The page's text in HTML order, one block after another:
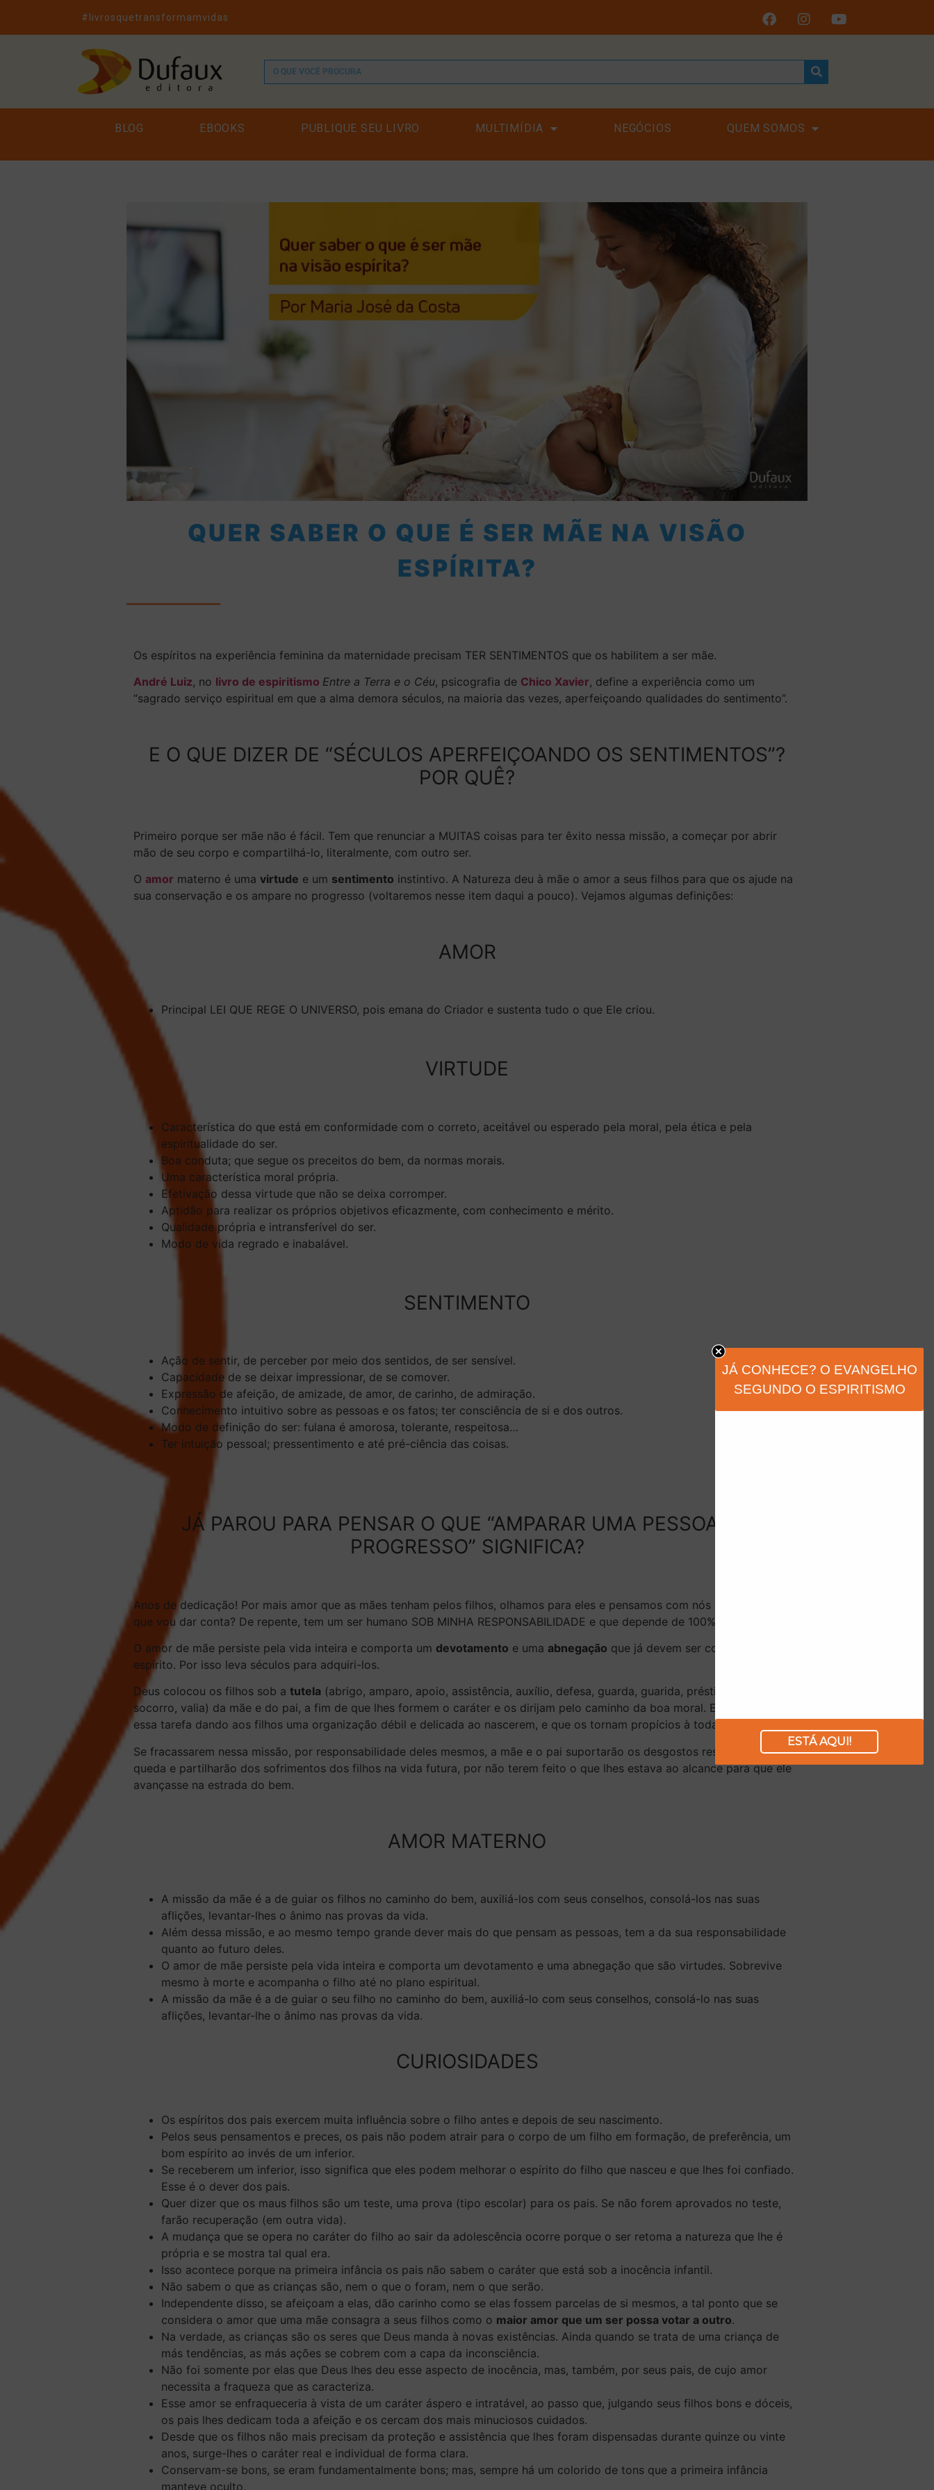
#livrosquetransformamvidas
BLOG EBOOKS PUBLIQUE SEU LIVRO MULTIMÍDIA NEGÓCIOS QUEM SOMOS
QUER SABER O QUE É SER MÃE NA VISÃO
ESPÍRITA?
Os espíritos na experiência feminina da maternidade precisam TER SENTIMENTOS que os habilitem a ser mãe.
André Luiz, no livro de espiritismo Entre a Terra e o Céu, psicografia de Chico Xavier, define a experiência como um
“sagrado serviço espiritual em que a alma demora séculos, na maioria das vezes, aperfeiçoando qualidades do sentimento”.
E O QUE DIZER DE “SÉCULOS APERFEIÇOANDO OS SENTIMENTOS”?
POR QUÊ?
Primeiro porque ser mãe não é fácil. Tem que renunciar a MUITAS coisas para ter êxito nessa missão, a começar por abrir
mão de seu corpo e compartilhá-lo, literalmente, com outro ser.
O amor materno é uma virtude e um sentimento instintivo. A Natureza deu à mãe o amor a seus filhos para que os ajude na
sua conservação e os ampare no progresso (voltaremos nesse item daqui a pouco). Vejamos algumas definições:
AMOR
Principal LEI QUE REGE O UNIVERSO, pois emana do Criador e sustenta tudo o que Ele criou.
VIRTUDE
Característica do que está em conformidade com o correto, aceitável ou esperado pela moral, pela ética e pela
espiritualidade do ser.
Boa conduta; que segue os preceitos do bem, da normas morais.
Uma característica moral própria.
Efetivação dessa virtude que não se deixa corromper.
Aptidão para realizar os próprios objetivos eficazmente, com conhecimento e mérito.
Qualidade própria e intransferível do ser.
Modo de vida regrado e inabalável.
SENTIMENTO
Ação de sentir, de perceber por meio dos sentidos, de ser sensível.
Capacidade de se deixar impressionar, de se comover.
Expressão de afeição, de amizade, de amor, de carinho, de admiração.
Conhecimento intuitivo sobre as pessoas e os fatos; ter consciência de si e dos outros.
Modo de definição do ser: fulana é amorosa, tolerante, respeitosa…
Ter intuição pessoal; pressentimento e até pré-ciência das coisas.
JÁ PAROU PARA PENSAR O QUE “AMPARAR UMA PESSOA NO
PROGRESSO” SIGNIFICA?
Anos de dedicação! Por mais amor que as mães tenham pelos filhos, olhamos para eles e pensamos com nós mesmas: “Será
que vou dar conta? De repente, tem um ser humano SOB MINHA RESPONSABILIDADE e que depende de 100% de mim”.
O amor de mãe persiste pela vida inteira e comporta um devotamento e uma abnegação que já devem ser conquistas do
espírito. Por isso leva séculos para adquiri-los.
Deus colocou os filhos sob a tutela (abrigo, amparo, apoio, assistência, auxílio, defesa, guarda, guarida, préstimo, proteção,
socorro, valia) da mãe e do pai, a fim de que lhes formem o caráter e os dirijam pelo caminho da boa moral. E lhes facilitou
essa tarefa dando aos filhos uma organização débil e delicada ao nascerem, e que os tornam propícios à todas impressões.
Se fracassarem nessa missão, por responsabilidade deles mesmos, a mãe e o pai suportarão os desgostos resultantes dessa
queda e partilharão dos sofrimentos dos filhos na vida futura, por não terem feito o que lhes estava ao alcance para que ele
avançasse na estrada do bem.
AMOR MATERNO
A missão da mãe é a de guiar os filhos no caminho do bem, auxiliá-los com seus conselhos, consolá-los nas suas
aflições, levantar-lhes o ânimo nas provas da vida.
Além dessa missão, e ao mesmo tempo grande dever mais do que pensam as pessoas, tem a da sua responsabilidade
quanto ao futuro deles.
O amor de mãe persiste pela vida inteira e comporta um devotamento e uma abnegação que são virtudes. Sobrevive
mesmo à morte e acompanha o filho até no plano espiritual.
A missão da mãe é a de guiar o seu filho no caminho do bem, auxiliá-lo com seus conselhos, consolá-lo nas suas
aflições, levantar-lhe o ânimo nas provas da vida.
CURIOSIDADES
Os espíritos dos pais exercem muita influência sobre o filho antes e depois de seu nascimento.
Pelos seus pensamentos e preces, os pais não podem atrair para o corpo de um filho em formação, de preferência, um
bom espírito ao invés de um inferior.
Se receberem um inferior, isso significa que eles podem melhorar o espírito do filho que nasceu e que lhes foi confiado.
Esse é o dever dos pais.
Quer dizer que os maus filhos são um teste, uma prova (tipo escolar) para os pais. Se não forem aprovados no teste,
farão recuperação (em outra vida).
A mudança que se opera no caráter do filho ao sair da adolescência ocorre porque o ser retoma a natureza que lhe é
própria e se mostra tal qual era.
Isso acontece porque na primeira infância os pais não sabem o caráter que está sob a inocência infantil.
Não sabem o que as crianças são, nem o que o foram, nem o que serão.
Independente disso, se afeiçoam a elas, dão carinho como se elas fossem parcelas de si mesmos, a tal ponto que se
considera o amor que uma mãe consagra a seus filhos como o maior amor que um ser possa votar a outro.
Na verdade, as crianças são os seres que Deus manda à novas existências. Ainda quando se trata de uma criança de
más tendências, as más ações se cobrem com a capa da inconsciência.
Não foi somente por elas que Deus lhes deu esse aspecto de inocência, mas, também, por seus pais, de cujo amor
necessita a fraqueza que as caracteriza.
Esse amor se enfraqueceria à vista de um caráter áspero e intratável, ao passo que, julgando seus filhos bons e dóceis,
os pais lhes dedicam toda a afeição e os cercam dos mais minuciosos cuidados.
Desde que os filhos não mais precisam da proteção e assistência que lhes foram dispensadas durante quinze ou vinte
anos, surge-lhes o caráter real e individual de forma clara.
Conservam-se bons, se eram fundamentalmente bons; mas, sempre há um colorido de tons que a primeira infância
manteve oculto.
JÁ CONHECE? O EVANGELHO
SEGUNDO O ESPIRITISMO
ESTÁ AQUI!